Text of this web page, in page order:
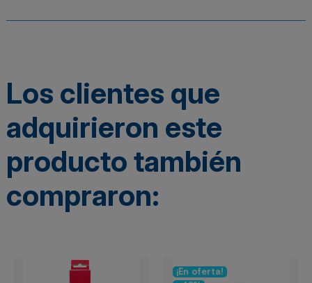
Los clientes que
adquirieron este
producto también
compraron:
¡En oferta!